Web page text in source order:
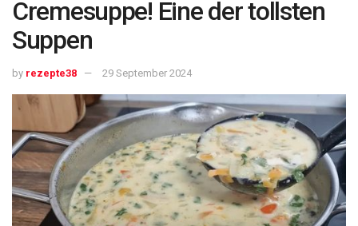
Cremesuppe! Eine der tollsten
Suppen
by rezepte38 29 September 2024